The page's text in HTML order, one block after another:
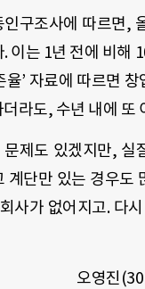
구조사에 따르면,
는 1년 전에 비해
’ 자료에 따르면
라도, 수년 내에 또
제도 있겠지만, 실
계단만 있는 경우도
사가 없어지고. 다
오영진